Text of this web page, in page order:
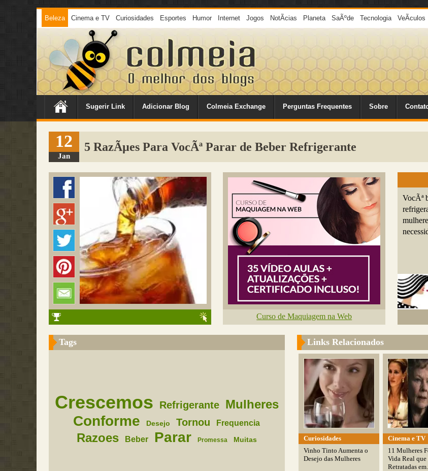
Beleza Cinema e TV Curiosidades Esportes Humor Internet Jogos NotÃ­cias Planeta SaÃºde Tecnologia VeÃ­culos
Sugerir Link Adicionar Blog Colmeia Exchange Perguntas Frequentes Sobre
12
Jan
5 RazÃµes Para VocÃª Parar de Beber Refrigerante
Curso de Maquiagem na Web
VocÃª
Tags
Crescemos Refrigerante Mulheres
Conforme Desejo Tornou Frequencia
Razoes Beber Parar Promessa Muitas
Links Relacionados
Curiosidades
Vinho Tinto Aumenta o
Desejo das Mulheres
Cinema e TV
11 Mulheres
Vida Real que
Retratadas em...